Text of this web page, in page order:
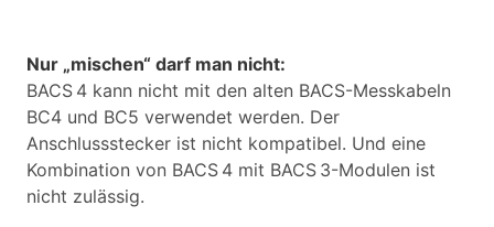
Nur „mischen“ darf man nicht:
BACS 4 kann nicht mit den alten BACS-Messkabeln
BC4 und BC5 verwendet werden. Der
Anschlussstecker ist nicht kompatibel. Und eine
Kombination von BACS 4 mit BACS 3-Modulen ist
nicht zulässig.